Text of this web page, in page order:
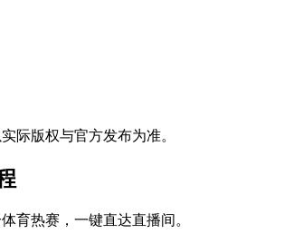
际版权与官方发布为准。
育热赛，一键直达直播间。